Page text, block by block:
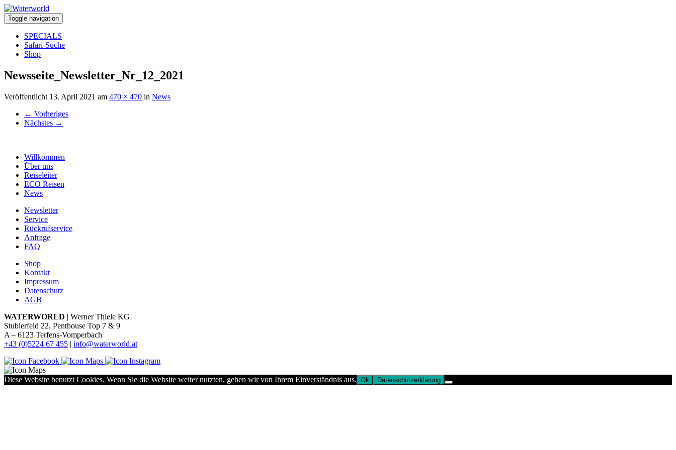
Toggle navigation
SPECIALS
Safari-Suche
Shop
Newsseite_Newsletter_Nr_12_2021
Veröffentlicht 13. April 2021 am 470 × 470 in News
← Vorheriges
Nächstes →
Willkommen
Über uns
Reiseleiter
ECO Reisen
News
Newsletter
Service
Rückrufservice
Anfrage
FAQ
Shop
Kontakt
Impressum
Datenschutz
AGB
WATERWORLD | Werner Thiele KG
Stublerfeld 22, Penthouse Top 7 & 9
A – 6123 Terfens-Vomperbach
+43 (0)5224 67 455 | info@waterworld.at
Diese Website benutzt Cookies. Wenn Sie die Website weiter nutzten, gehen wir von Ihrem Einverständnis aus. Ok Datenschutzerklärung